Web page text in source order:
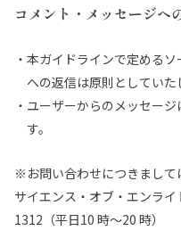
コメント・メッセージへ
本ガイドラインで定める
への返信は原則としていた
ユーザーからのメッセー
す。
※お問い合わせにつきまして
サイエンス・オブ・エンラ
1312（平⽇10 時〜20 時）